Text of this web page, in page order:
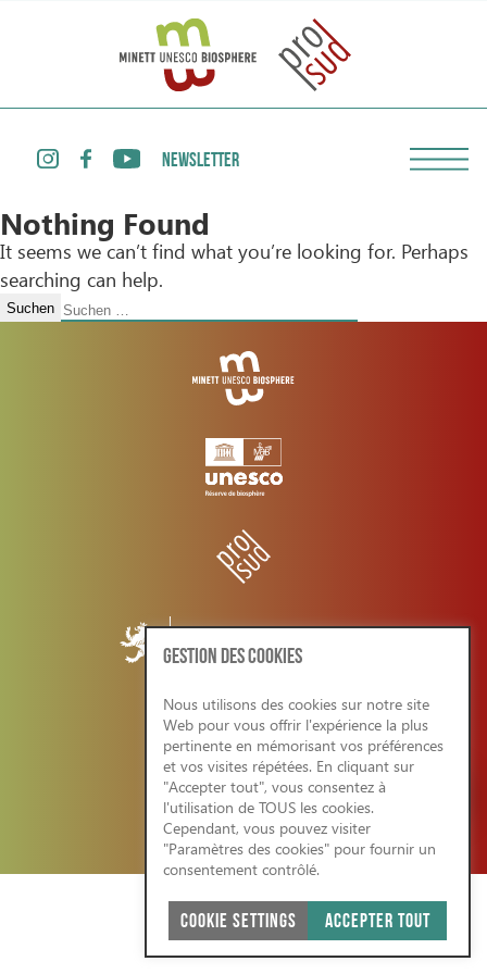
NEWSLETTER
Nothing Found
It seems we can’t find what you’re looking for. Perhaps
searching can help.
Suchen
CONDITIONS GENERALES/RGPD
SITE WEB ÉCO-RESPONSABLE 2026
GESTION DES COOKIES
Nous utilisons des cookies sur notre site
Web pour vous offrir l'expérience la plus
pertinente en mémorisant vos préférences
et vos visites répétées. En cliquant sur
"Accepter tout", vous consentez à
l'utilisation de TOUS les cookies.
Cependant, vous pouvez visiter
"Paramètres des cookies" pour fournir un
consentement contrôlé.
COOKIE SETTINGS ACCEPTER TOUT